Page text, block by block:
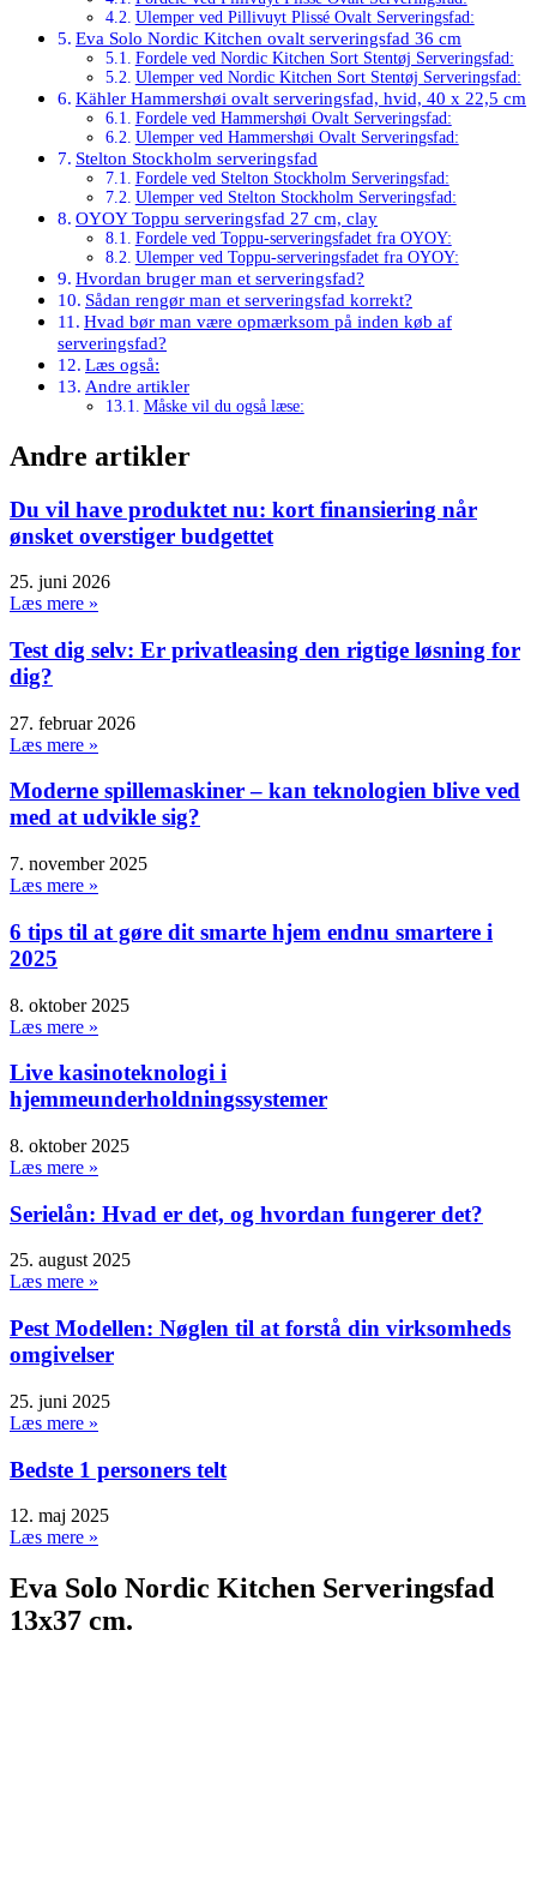
Ulemper ved Pillivuyt Plissé Ovalt Serveringsfad:
Eva Solo Nordic Kitchen ovalt serveringsfad 36 cm
Fordele ved Nordic Kitchen Sort Stentøj Serveringsfad:
Ulemper ved Nordic Kitchen Sort Stentøj Serveringsfad:
Kähler Hammershøi ovalt serveringsfad, hvid, 40 x 22,5 cm
Fordele ved Hammershøi Ovalt Serveringsfad:
Ulemper ved Hammershøi Ovalt Serveringsfad:
Stelton Stockholm serveringsfad
Fordele ved Stelton Stockholm Serveringsfad:
Ulemper ved Stelton Stockholm Serveringsfad:
OYOY Toppu serveringsfad 27 cm, clay
Fordele ved Toppu-serveringsfadet fra OYOY:
Ulemper ved Toppu-serveringsfadet fra OYOY:
Hvordan bruger man et serveringsfad?
Sådan rengør man et serveringsfad korrekt?
Hvad bør man være opmærksom på inden køb af
serveringsfad?
Læs også:
Andre artikler
Måske vil du også læse:
Andre artikler
Du vil have produktet nu: kort finansiering når
ønsket overstiger budgettet
25. juni 2026
Læs mere »
Test dig selv: Er privatleasing den rigtige løsning for
dig?
27. februar 2026
Læs mere »
Moderne spillemaskiner – kan teknologien blive ved
med at udvikle sig?
7. november 2025
Læs mere »
6 tips til at gøre dit smarte hjem endnu smartere i
2025
8. oktober 2025
Læs mere »
Live kasinoteknologi i
hjemmeunderholdningssystemer
8. oktober 2025
Læs mere »
Serielån: Hvad er det, og hvordan fungerer det?
25. august 2025
Læs mere »
Pest Modellen: Nøglen til at forstå din virksomheds
omgivelser
25. juni 2025
Læs mere »
Bedste 1 personers telt
12. maj 2025
Læs mere »
Eva Solo Nordic Kitchen Serveringsfad
13x37 cm.